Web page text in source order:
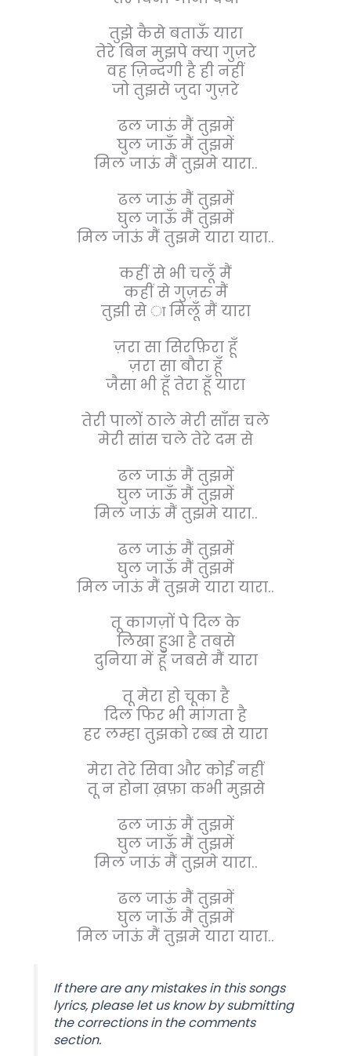
तुझे कैसे बताऊँ यारा
तेरे बिन मुझपे क्या गुज़रे
वह ज़िन्दगी है ही नहीं
जो तुझसे जुदा गुज़रे
ढल जाऊं मैं तुझमें
घुल जाऊँ मैं तुझमें
मिल जाऊं मैं तुझमे यारा..
ढल जाऊं मैं तुझमें
घुल जाऊँ मैं तुझमें
मिल जाऊं मैं तुझमे यारा यारा..
कहीं से भी चलूँ मैं
कहीं से गुज़रु मैं
तुझी से ा मिलूँ मैं यारा
ज़रा सा सिरफ़िरा हूँ
ज़रा सा बौरा हूँ
जैसा भी हूँ तेरा हूँ यारा
तेरी पालों ठाले मेरी साँस चले
मेरी सांस चले तेरे दम से
ढल जाऊं मैं तुझमें
घुल जाऊँ मैं तुझमें
मिल जाऊं मैं तुझमे यारा..
ढल जाऊं मैं तुझमें
घुल जाऊँ मैं तुझमें
मिल जाऊं मैं तुझमे यारा यारा..
तू कागज़ों पे दिल के
लिखा हुआ है तबसे
दुनिया में हूँ जबसे मैं यारा
तू मेरा हो चूका है
दिल फिर भी मांगता है
हर लम्हा तुझको रब्ब से यारा
मेरा तेरे सिवा और कोई नहीं
तू न होना ख़फ़ा कभी मुझसे
ढल जाऊं मैं तुझमें
घुल जाऊँ मैं तुझमें
मिल जाऊं मैं तुझमे यारा..
ढल जाऊं मैं तुझमें
घुल जाऊँ मैं तुझमें
मिल जाऊं मैं तुझमे यारा यारा..
If there are any mistakes in this songs
lyrics, please let us know by submitting
the corrections in the comments
section.